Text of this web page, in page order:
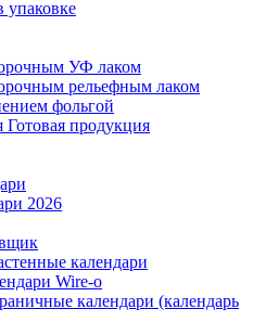
упаковке
УФ лаком
рельефным лаком
фольгой
Готовая продукция
2026
календари
Wire-o
календари (календарь